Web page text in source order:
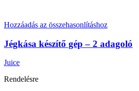
Hozzáadás az összehasonlításhoz
Jégkása készítő gép – 2 adagoló
Juice
Rendelésre